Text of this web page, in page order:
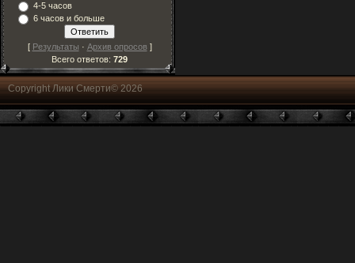
4-5 часов
6 часов и больше
[ Результаты · Архив опросов ]
Всего ответов: 729
Copyright Лики Смерти© 2026